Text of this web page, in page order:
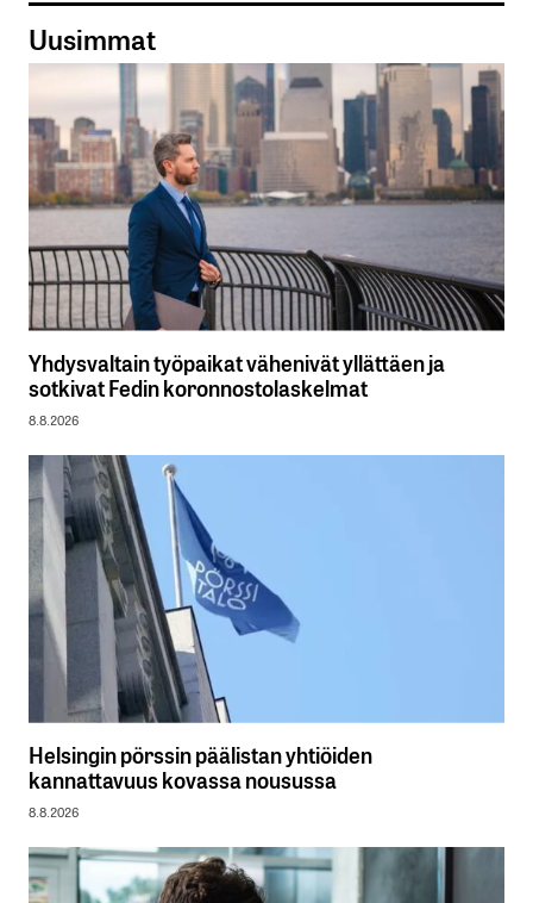
Uusimmat
Yhdysvaltain työpaikat vähenivät yllättäen ja
sotkivat Fedin koronnostolaskelmat
8.8.2026
Helsingin pörssin päälistan yhtiöiden
kannattavuus kovassa nousussa
8.8.2026